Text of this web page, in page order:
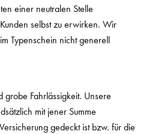
einer neutralen Stelle
selbst zu erwirken. Wir
Typenschein nicht generell
Fahrlässigkeit. Unsere
mit jener Summe
gedeckt ist bzw. für die